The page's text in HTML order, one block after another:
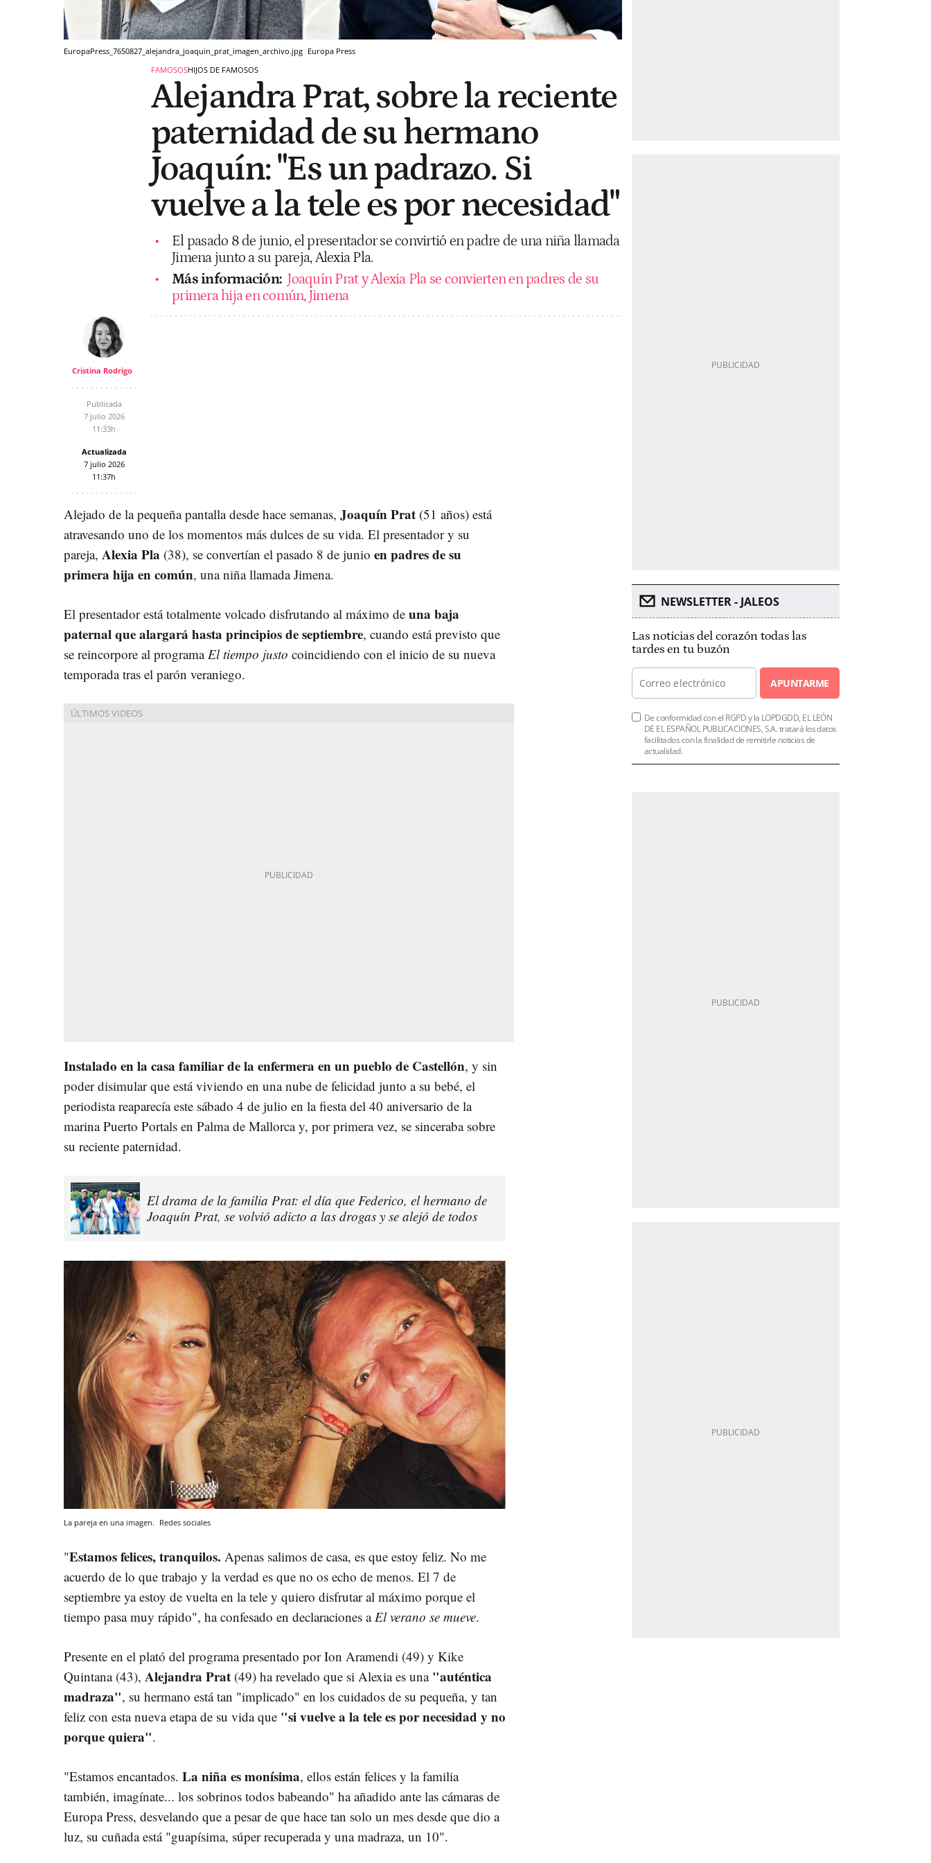
EuropaPress_7650827_alejandra_joaquin_prat_imagen_archivo.jpg Europa Press
FAMOSOSHIJOS DE FAMOSOS
Alejandra Prat, sobre la reciente
paternidad de su hermano
Joaquín: "Es un padrazo. Si
vuelve a la tele es por necesidad"
El pasado 8 de junio, el presentador se convirtió en padre de una niña llamada
Jimena junto a su pareja, Alexia Pla.
Más información: Joaquín Prat y Alexia Pla se convierten en padres de su
primera hija en común, Jimena
Cristina Rodrigo
Publicada
7 julio 2026
11:33h
Actualizada
7 julio 2026
11:37h
Alejado de la pequeña pantalla desde hace semanas, Joaquín Prat (51 años) está
atravesando uno de los momentos más dulces de su vida. El presentador y su
pareja, Alexia Pla (38), se convertían el pasado 8 de junio en padres de su
primera hija en común, una niña llamada Jimena.
El presentador está totalmente volcado disfrutando al máximo de una baja
paternal que alargará hasta principios de septiembre, cuando está previsto que
se reincorpore al programaEl tiempo justo coincidiendo con el inicio de su nueva
temporada tras el parón veraniego.
Instalado en la casa familiar de la enfermera en un pueblo de Castellón, y sin
poder disimular que está viviendo en una nube de felicidad junto a su bebé, el
periodista reaparecía este sábado 4 de julio en la fiesta del 40 aniversario de la
marina Puerto Portals en Palma de Mallorca y, por primera vez, se sinceraba sobre
su reciente paternidad.
El drama de la familia Prat: el día que Federico, el hermano de
Joaquín Prat, se volvió adicto a las drogas y se alejó de todos
La pareja en una imagen. Redes sociales
"Estamos felices, tranquilos. Apenas salimos de casa, es que estoy feliz. No me
acuerdo de lo que trabajo y la verdad es que no os echo de menos. El 7 de
septiembre ya estoy de vuelta en la tele y quiero disfrutar al máximo porque el
tiempo pasa muy rápido", ha confesado en declaraciones aEl verano se mueve.
Presente en el plató del programa presentado por Ion Aramendi (49) y Kike
Quintana (43), Alejandra Prat (49) ha revelado que si Alexia es una "auténtica
madraza", su hermano está tan "implicado" en los cuidados de su pequeña, y tan
feliz con esta nueva etapa de su vida que "si vuelve a la tele es por necesidad y no
porque quiera".
"Estamos encantados. La niña es monísima, ellos están felices y la familia
también, imagínate... los sobrinos todos babeando" ha añadido ante las cámaras de
Europa Press, desvelando que a pesar de que hace tan solo un mes desde que dio a
luz, su cuñada está "guapísima, súper recuperada y una madraza, un 10".
NEWSLETTER - JALEOS
Las noticias del corazón todas las
tardes en tu buzón
APUNTARME
De conformidad con el RGPD y la LOPDGDD, EL LEÓN
DE EL ESPAÑOL PUBLICACIONES, S.A. tratará los datos
facilitados con la finalidad de remitirle noticias de
actualidad.